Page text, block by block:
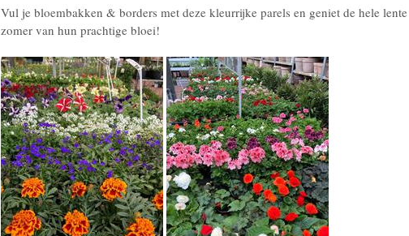
Vul je bloembakken & borders met deze kleurrijke parels en geniet de hele lente
zomer van hun prachtige bloei!